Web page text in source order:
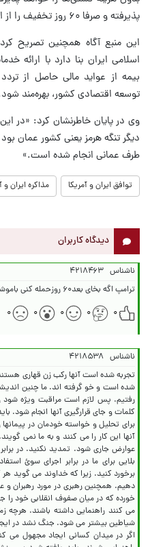
پذیرفته و صرفا ۶۰ روز تخفیف را از ایران گرفته است.»
اسلامی ایران بنا دارد با ارائه
بیمه از عواید مالی حاصل از
توسعه اقتصادی کشور، بهره‌مند
وی در پایان خاطرنشان کرد: «در
دیگر تنگه هرمز یعنی کشور عمان
طرف عمانی انجام شده است.»
توافق ایران و آمریکا مذاکره ایران و
دیدگاه کاربران
ناشناس ۴۲۱۸۴۶۳
ترامپ اگه بخای بعد۶۰ روزحمله کنی باموشک قاره پیما مالاگا ونیویورک رامیزنیم
۰
۰ ۰ ۰ ۰
ناشناس ۴۲۱۸۵۳۸
تجربه شده است آنها رکب زن قهاری
شده است و خو گرفته اند. ما چنین
رفتیم. پس لازم است مراقبت ویژه
کلمات و جای قرارگیری آنها انجام
برای تحلیل و خواسته خودمان در پیمانها
عوارض جاری شود. تمدید نکنید. در
بلایی برای ما در برابر اجرای سوئ
برخورد کنید. زیرا که خداوند می گوید
دهیم. همچنین رهبری در مورد رهبران و
خورده که در میان صفوف انقلابی خود را
می کنند راهنمایی داشته باشند.
شیاطین بیشتر می شود. جنگ نشد در
اگر در میدان کسانی ایجاد مجهول می